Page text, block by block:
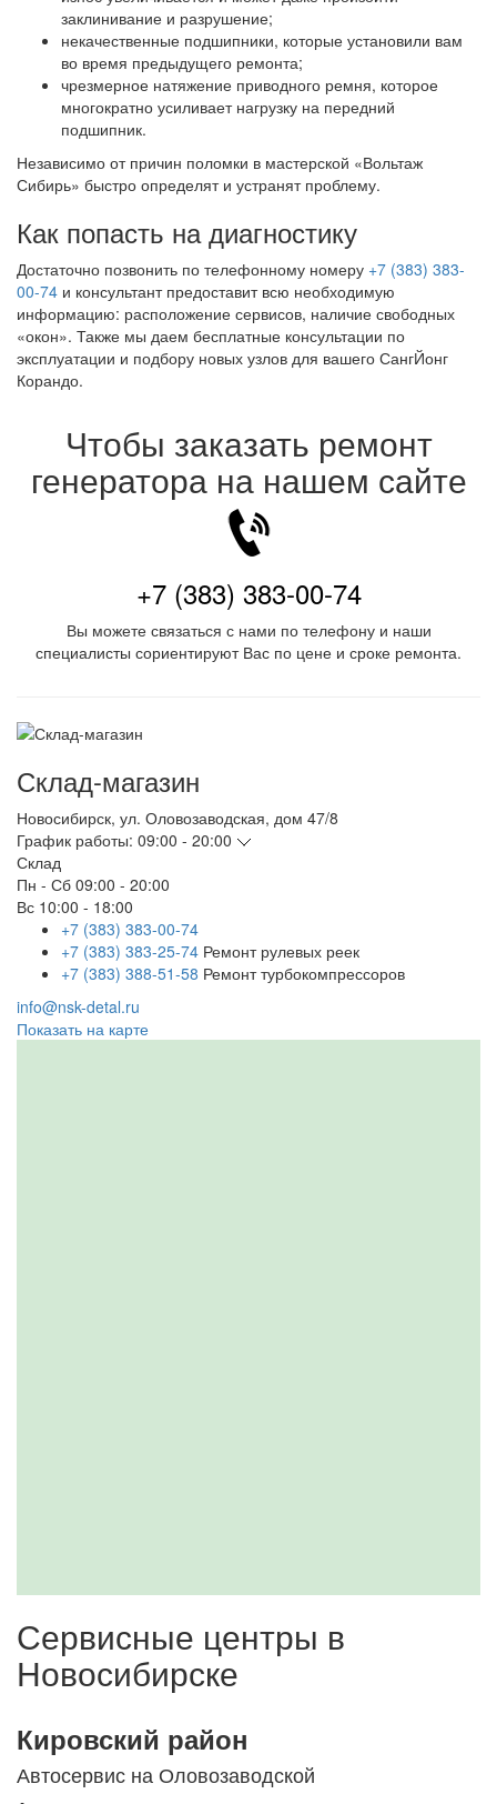
заклинивание и разрушение;
некачественные подшипники, которые установили вам
во время предыдущего ремонта;
чрезмерное натяжение приводного ремня, которое
многократно усиливает нагрузку на передний
подшипник.
Независимо от причин поломки в мастерской «Вольтаж
Сибирь» быстро определят и устранят проблему.
Как попасть на диагностику
Достаточно позвонить по телефонному номеру +7 (383) 383-
00-74 и консультант предоставит всю необходимую
информацию: расположение сервисов, наличие свободных
«окон». Также мы даем бесплатные консультации по
эксплуатации и подбору новых узлов для вашего СангЙонг
Корандо.
Чтобы заказать ремонт
генератора на нашем сайте
+7 (383) 383-00-74
Вы можете связаться с нами по телефону и наши
специалисты сориентируют Вас по цене и сроке ремонта.
Склад-магазин
Новосибирск, ул. Оловозаводская, дом 47/8
График работы: 09:00 - 20:00
Склад
Пн - Сб 09:00 - 20:00
Вс 10:00 - 18:00
+7 (383) 383-00-74
+7 (383) 383-25-74 Ремонт рулевых реек
+7 (383) 388-51-58 Ремонт турбокомпрессоров
info@nsk-detal.ru
Показать на карте
Сервисные центры в
Новосибирске
Кировский район
Автосервис на Оловозаводской